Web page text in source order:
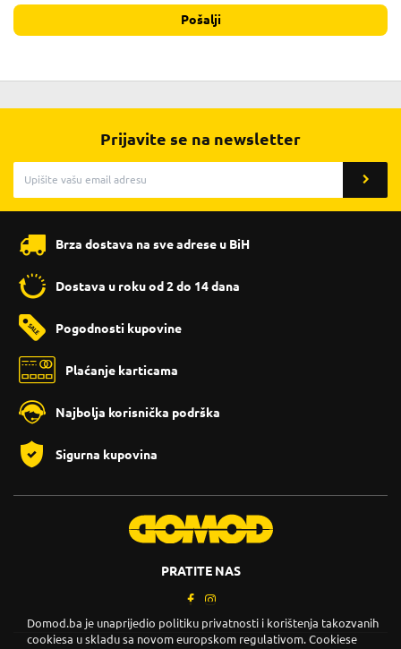
Pošalji
Prijavite se na newsletter
Brza dostava na sve adrese u BiH
Dostava u roku od 2 do 14 dana
Pogodnosti kupovine
Plaćanje karticama
Najbolja korisnička podrška
Sigurna kupovina
PRATITE NAS
Domod.ba je unaprijedio politiku privatnosti i korištenja takozvanih
cookiesa u skladu sa novom europskom regulativom. Cookiese